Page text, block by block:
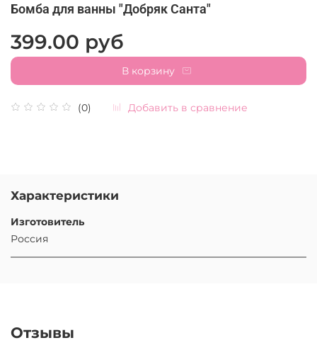
Бомба для ванны "Добряк Санта"
(0) Добавить в сравнение
399.00 руб
В корзину
Характеристики
Изготовитель
Россия
Отзывы